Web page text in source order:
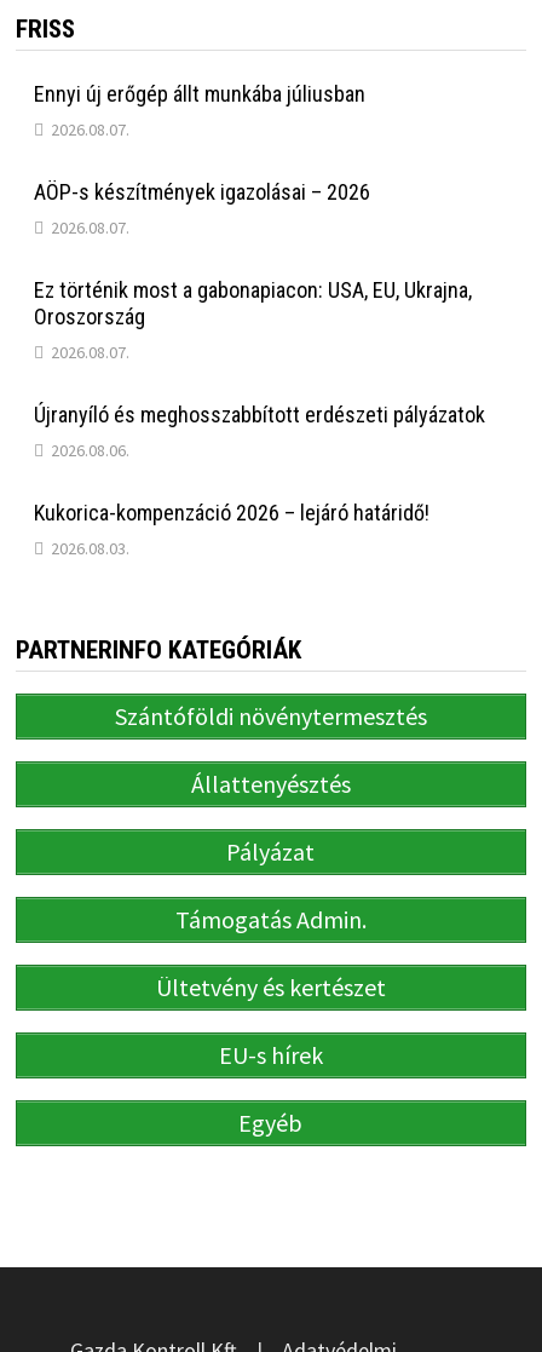
FRISS
Ennyi új erőgép állt munkába júliusban
2026.08.07.
AÖP-s készítmények igazolásai – 2026
2026.08.07.
Ez történik most a gabonapiacon: USA, EU, Ukrajna,
Oroszország
2026.08.07.
Újranyíló és meghosszabbított erdészeti pályázatok
2026.08.06.
Kukorica-kompenzáció 2026 – lejáró határidő!
2026.08.03.
PARTNERINFO KATEGÓRIÁK
Szántóföldi növénytermesztés
Állattenyésztés
Pályázat
Támogatás Admin.
Ültetvény és kertészet
EU-s hírek
Egyéb